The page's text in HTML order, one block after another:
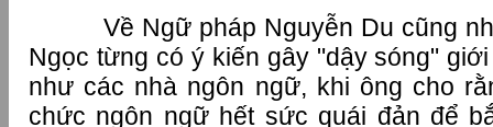
Về Ngữ pháp Nguyễn Du cũng
Ngọc từng có ý kiến gây "dậy sóng"
như các nhà ngôn ngữ, khi ông cho
chức ngôn ngữ hết sức quái đản để